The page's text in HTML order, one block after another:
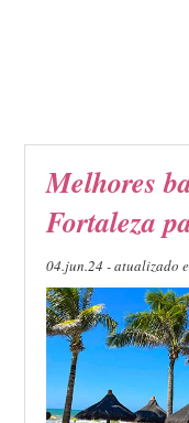
Melhores
Fortaleza
04.jun.24 - atualizado